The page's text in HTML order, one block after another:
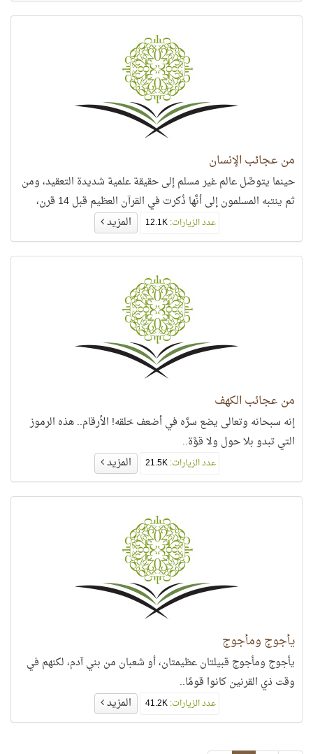
من عجائب الإنسان
حينما يتوصَّل عالم غير مسلم إلى حقيقة علمية شديدة التعقيد، ومن
ثم ينتبه المسلمون إلى أنَّها ذُكرت في القرآن العظيم قبل 14 قرن،
عدد الزيارات:12.1K المزيد
من عجائب الكهف
إنه سبحانه وتعالى يضع سرَّه في أضعف خلقه! الأرقام.. هذه الرموز
التي تبدو بلا حول ولا قوَّة..
عدد الزيارات:21.5K المزيد
يأجوج ومأجوج
يأجوج ومأجوج قبيلتان عظيمتان، أو شعبان من بني آدم، لكنهم في
وقت ذي القرنين كانوا قومًا..
عدد الزيارات:41.2K المزيد